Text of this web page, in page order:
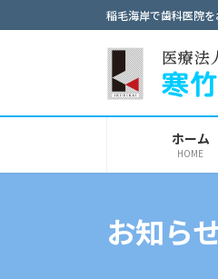
ン
へ
ビ
ョ
稲毛海岸で歯科医院
ホーム
HOME
お知ら